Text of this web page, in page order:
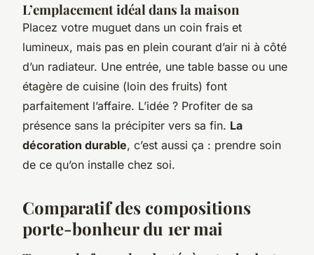
L’emplacement idéal dans la maison
Placez votre muguet dans un coin frais et
lumineux, mais pas en plein courant d’air ni à côté
d’un radiateur. Une entrée, une table basse ou une
étagère de cuisine (loin des fruits) font
parfaitement l’affaire. L’idée ? Profiter de sa
présence sans la précipiter vers sa fin. La
décoration durable, c’est aussi ça : prendre soin
de ce qu’on installe chez soi.
Comparatif des compositions
porte-bonheur du 1er mai